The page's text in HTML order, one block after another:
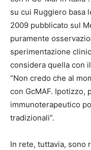
su cui Ruggiero basa
2009 pubblicato sul
puramente
sperimentazione
considera quella con
“Non credo che al
con GcMAF. Ipotizzo,
immunoterapeutico
tradizionali”.
In rete, tuttavia, sono